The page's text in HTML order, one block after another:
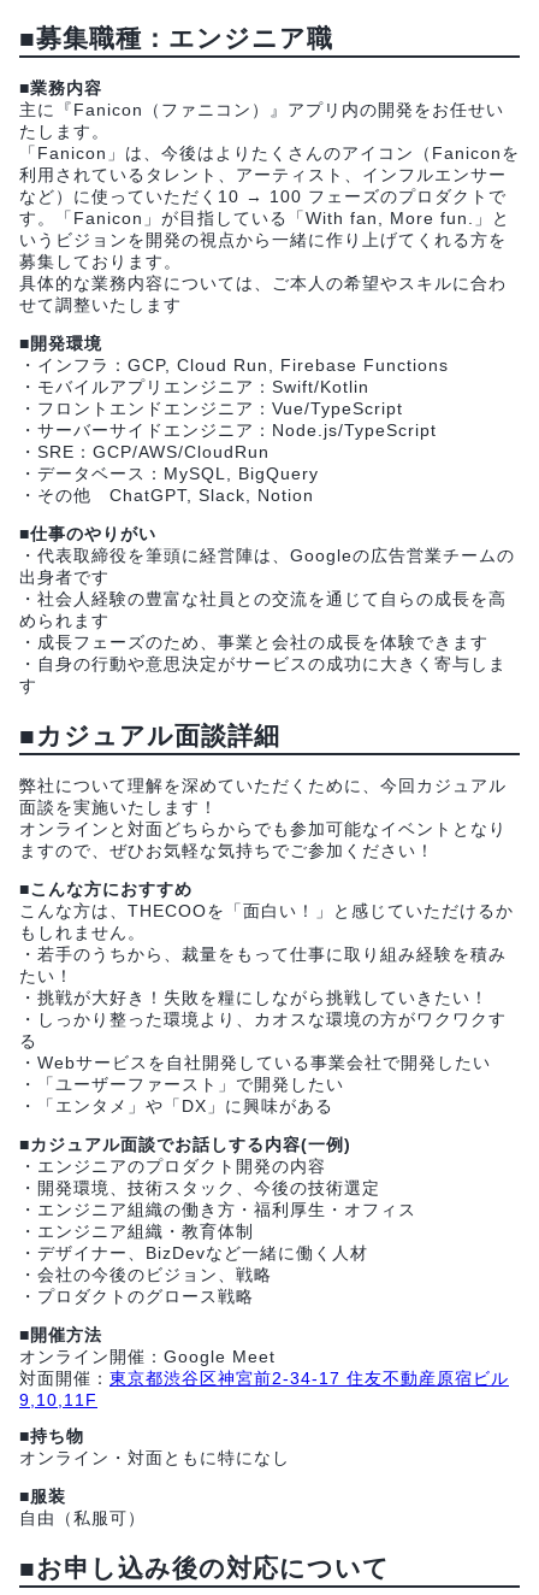
■募集職種：エンジニア職
■業務内容
主に『Fanicon（ファニコン）』アプリ内の開発をお任せい
たします。
「Fanicon」は、今後はよりたくさんのアイコン（Faniconを
利用されているタレント、アーティスト、インフルエンサー
など）に使っていただく10 → 100 フェーズのプロダクトで
す。「Fanicon」が目指している「With fan, More fun.」と
いうビジョンを開発の視点から一緒に作り上げてくれる方を
募集しております。
具体的な業務内容については、ご本人の希望やスキルに合わ
せて調整いたします
■開発環境
・インフラ：GCP, Cloud Run, Firebase Functions
・モバイルアプリエンジニア：Swift/Kotlin
・フロントエンドエンジニア：Vue/TypeScript
・サーバーサイドエンジニア：Node.js/TypeScript
・SRE：GCP/AWS/CloudRun
・データベース：MySQL, BigQuery
・その他 ChatGPT, Slack, Notion
■仕事のやりがい
・代表取締役を筆頭に経営陣は、Googleの広告営業チームの
出身者です
・社会人経験の豊富な社員との交流を通じて自らの成長を高
められます
・成長フェーズのため、事業と会社の成長を体験できます
・自身の行動や意思決定がサービスの成功に大きく寄与しま
す
■カジュアル面談詳細
弊社について理解を深めていただくために、今回カジュアル
面談を実施いたします！
オンラインと対面どちらからでも参加可能なイベントとなり
ますので、ぜひお気軽な気持ちでご参加ください！
■こんな方におすすめ
こんな方は、THECOOを「面白い！」と感じていただけるか
もしれません。
・若手のうちから、裁量をもって仕事に取り組み経験を積み
たい！
・挑戦が大好き！失敗を糧にしながら挑戦していきたい！
・しっかり整った環境より、カオスな環境の方がワクワクす
る
・Webサービスを自社開発している事業会社で開発したい
・「ユーザーファースト」で開発したい
・「エンタメ」や「DX」に興味がある
■カジュアル面談でお話しする内容(一例)
・エンジニアのプロダクト開発の内容
・開発環境、技術スタック、今後の技術選定
・エンジニア組織の働き方・福利厚生・オフィス
・エンジニア組織・教育体制
・デザイナー、BizDevなど一緒に働く人材
・会社の今後のビジョン、戦略
・プロダクトのグロース戦略
■開催方法
オンライン開催：Google Meet
対面開催： 東京都渋谷区神宮前2-34-17 住友不動産原宿ビル
9,10,11F
■持ち物
オンライン・対面ともに特になし
■服装
自由（私服可）
■お申し込み後の対応について